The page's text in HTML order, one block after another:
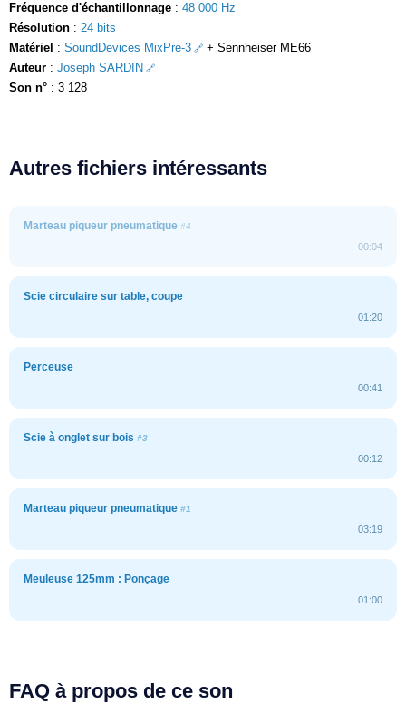
Fréquence d'échantillonnage : 48 000 Hz
Résolution : 24 bits
Matériel : SoundDevices MixPre-3
+ Sennheiser ME66
Auteur : Joseph SARDIN
Son n° : 3 128
Autres fichiers intéressants
Marteau piqueur pneumatique #4
00:04
Scie circulaire sur table, coupe
01:20
Perceuse
00:41
Scie à onglet sur bois #3
00:12
Marteau piqueur pneumatique #1
03:19
Meuleuse 125mm : Ponçage
01:00
FAQ à propos de ce son